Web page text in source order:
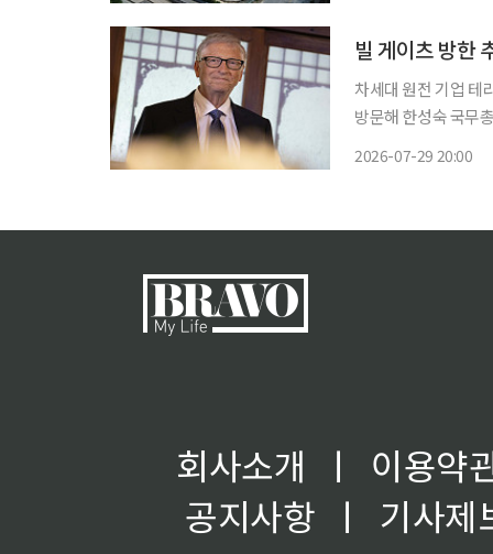
빌 게이츠 방한
차세대 원전 기업 테
방문해 한성숙 국무총리
2026-07-29 20:00
회사소개 ㅣ
이용약
공지사항
ㅣ
기사제